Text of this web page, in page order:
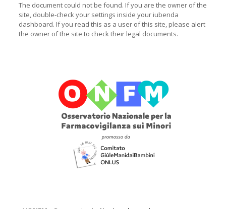
The document could not be found. If you are the owner of the
site, double-check your settings inside your iubenda
dashboard. If you read this as a user of this site, please alert
the owner of the site to check their legal documents.